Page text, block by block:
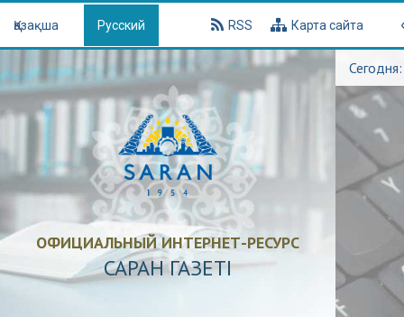
Қазақша Русский RSS Карта сайта
ОФИЦИАЛЬНЫЙ ИНТЕРНЕТ-РЕСУРС
САРАН ГАЗЕТI